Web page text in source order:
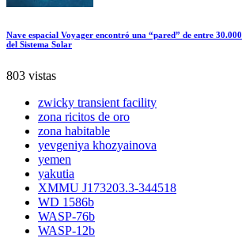
Nave espacial Voyager encontró una “pared” de entre
del Sistema Solar
803 vistas
zwicky transient facility
zona ricitos de oro
zona habitable
yevgeniya khozyainova
yemen
yakutia
XMMU J173203.3-344518
WD 1586b
WASP-76b
WASP-12b